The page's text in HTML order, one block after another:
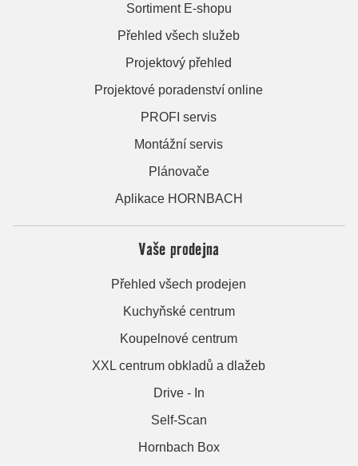
Sortiment E-shopu
Přehled všech služeb
Projektový přehled
Projektové poradenství online
PROFI servis
Montážní servis
Plánovače
Aplikace HORNBACH
Vaše prodejna
Přehled všech prodejen
Kuchyňské centrum
Koupelnové centrum
XXL centrum obkladů a dlažeb
Drive - In
Self-Scan
Hornbach Box